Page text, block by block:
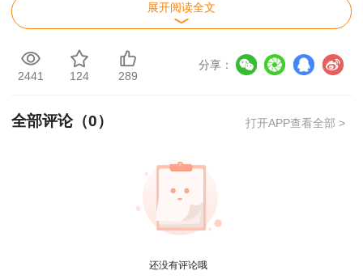
E 邀请国外专家进行的评审
正确答案：CDE
质量保证。外部评审包括：①项目业主组织的评
导，对咨询机构提供的策划咨询成果进行评审。特
殊情况下，还可以邀请国外专家参加评审。评审的
主要内容是根据合同文件要求和国家一系列规定，
求;②委托另外一家有权威的咨询机构进行评审，
展开阅读全文
2441 124 289
分享：
全部评论（0） 打开APP查看全部 >
还没有评论哦